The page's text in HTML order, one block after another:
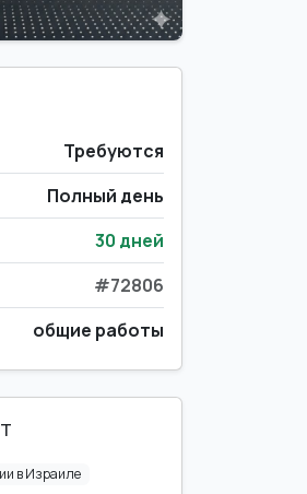
Требуются
Полный день
30 дней
#72806
общие работы
в Израиле